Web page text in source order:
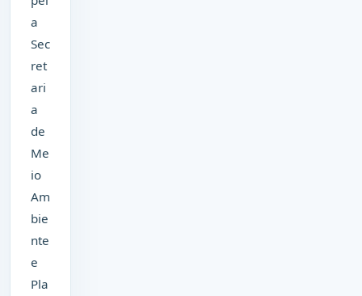
a
Sec
ret
ari
a
de
Me
io
Am
bie
nte
e
Pla